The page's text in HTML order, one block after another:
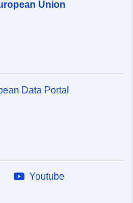
Union
Data Portal
Youtube